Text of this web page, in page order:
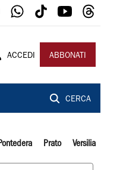
ACCEDI ABBONATI
CERCA
Pontedera Prato Versilia